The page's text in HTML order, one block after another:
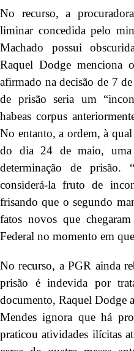
No recurso, a
liminar concedida pelo
Machado possui
Raquel Dodge menciona
afirmado na decisão de 7
de prisão seria um
habeas corpus
No entanto, a ordem, à
do dia 24 de maio, uma
determinação de prisão.
considerá-la fruto de
frisando que o segundo
fatos novos que
Federal no momento em
No recurso, a PGR ainda
prisão é indevida por
documento, Raquel Dodge
Mendes ignora que há
praticou atividades ilícitas